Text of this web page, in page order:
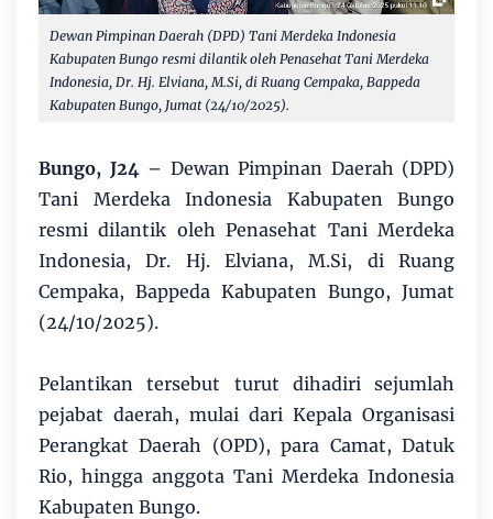
Dewan Pimpinan Daerah (DPD) Tani Merdeka Indonesia
Kabupaten Bungo resmi dilantik oleh Penasehat Tani Merdeka
Indonesia, Dr. Hj. Elviana, M.Si, di Ruang Cempaka, Bappeda
Kabupaten Bungo, Jumat (24/10/2025).
Bungo, J24– Dewan Pimpinan Daerah (DPD)
Tani Merdeka Indonesia Kabupaten Bungo
resmi dilantik oleh Penasehat Tani Merdeka
Indonesia, Dr. Hj. Elviana, M.Si, di Ruang
Cempaka, Bappeda Kabupaten Bungo, Jumat
(24/10/2025).
Pelantikan tersebut turut dihadiri sejumlah
pejabat daerah, mulai dari Kepala Organisasi
Perangkat Daerah (OPD), para Camat, Datuk
Rio, hingga anggota Tani Merdeka Indonesia
Kabupaten Bungo.